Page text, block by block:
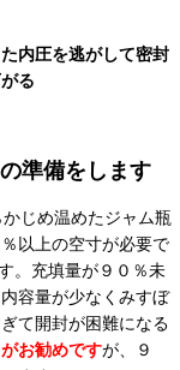
た内圧を逃がして密封
る
準備をします
じめ温めたジャム瓶
以上の空寸が必要で
。充填量が９０％未
容量が少なくみすぼ
て開封が困難になる
お勧めですが、９